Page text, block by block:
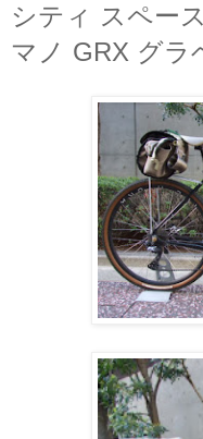
シティ スペー
マノ GRX グラ